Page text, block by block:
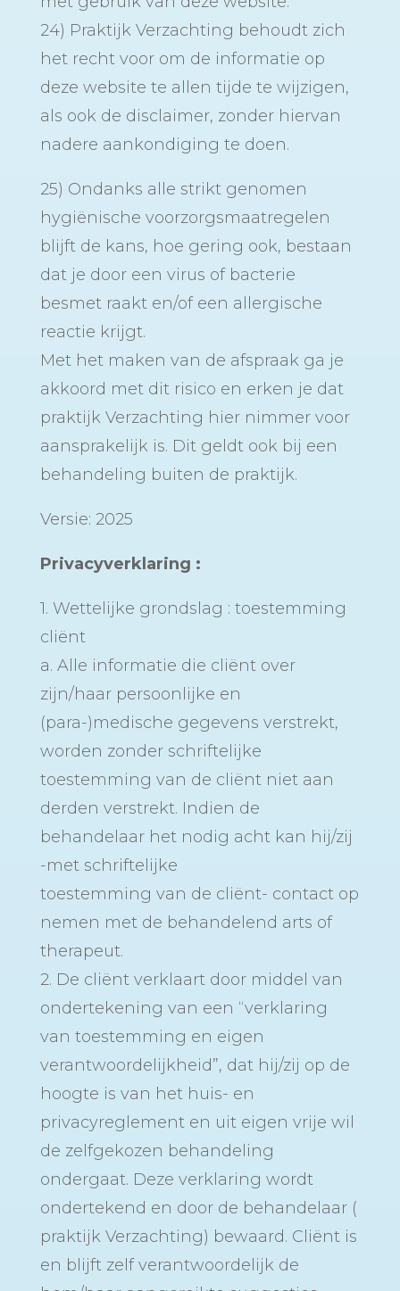
24) Praktijk Verzachting behoudt zich
het recht voor om de informatie op
deze website te allen tijde te wijzigen,
als ook de disclaimer, zonder hiervan
nadere aankondiging te doen.
25) Ondanks alle strikt genomen
hygiënische voorzorgsmaatregelen
blijft de kans, hoe gering ook, bestaan
dat je door een virus of bacterie
besmet raakt en/of een allergische
reactie krijgt.
Met het maken van de afspraak ga je
akkoord met dit risico en erken je dat
praktijk Verzachting hier nimmer voor
aansprakelijk is. Dit geldt ook bij een
behandeling buiten de praktijk.
Versie: 2025
Privacyverklaring :
1. Wettelijke grondslag : toestemming
cliënt
a. Alle informatie die cliënt over
zijn/haar persoonlijke en
(para-)medische gegevens verstrekt,
worden zonder schriftelijke
toestemming van de cliënt niet aan
derden verstrekt. Indien de
behandelaar het nodig acht kan hij/zij
-met schriftelijke
toestemming van de cliënt- contact op
nemen met de behandelend arts of
therapeut.
2. De cliënt verklaart door middel van
ondertekening van een “verklaring
van toestemming en eigen
verantwoordelijkheid”, dat hij/zij op de
hoogte is van het huis- en
privacyreglement en uit eigen vrije wil
de zelfgekozen behandeling
ondergaat. Deze verklaring wordt
ondertekend en door de behandelaar (
praktijk Verzachting) bewaard. Cliënt is
en blijft zelf verantwoordelijk de